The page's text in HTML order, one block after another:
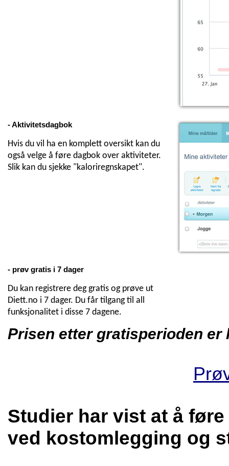
- Aktivitetsdagbok
Hvis du vil ha en komplett oversikt kan du
også velge å føre dagbok over aktiviteter.
Slik kan du sjekke "kaloriregnskapet".
- prøv gratis i 7 dager
Du kan registrere deg gratis og prøve ut
Diett.no i 7 dager. Du får tilgang til all
funksjonalitet i disse 7 dagene.
Prisen etter gratisperioden er
Studier har vist at å
ved kostomlegging og